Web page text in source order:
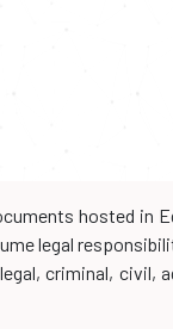
hosted
legal
criminal,